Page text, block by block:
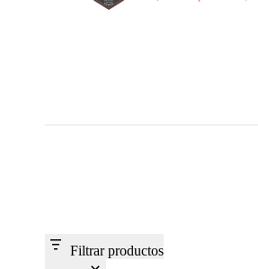
Filtrar productos